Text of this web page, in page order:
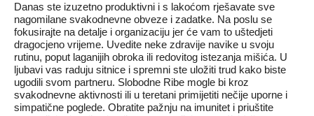
Danas ste izuzetno produktivni i s lakoćom rješavate sve
nagomilane svakodnevne obveze i zadatke. Na poslu se
fokusirajte na detalje i organizaciju jer će vam to uštedjeti
dragocjeno vrijeme. Uvedite neke zdravije navike u svoju
rutinu, poput laganijih obroka ili redovitog istezanja mišića. U
ljubavi vas raduju sitnice i spremni ste uložiti trud kako biste
ugodili svom partneru. Slobodne Ribe mogle bi kroz
svakodnevne aktivnosti ili u teretani primijetiti nečije uporne i
simpatične poglede. Obratite pažnju na imunitet i priuštite